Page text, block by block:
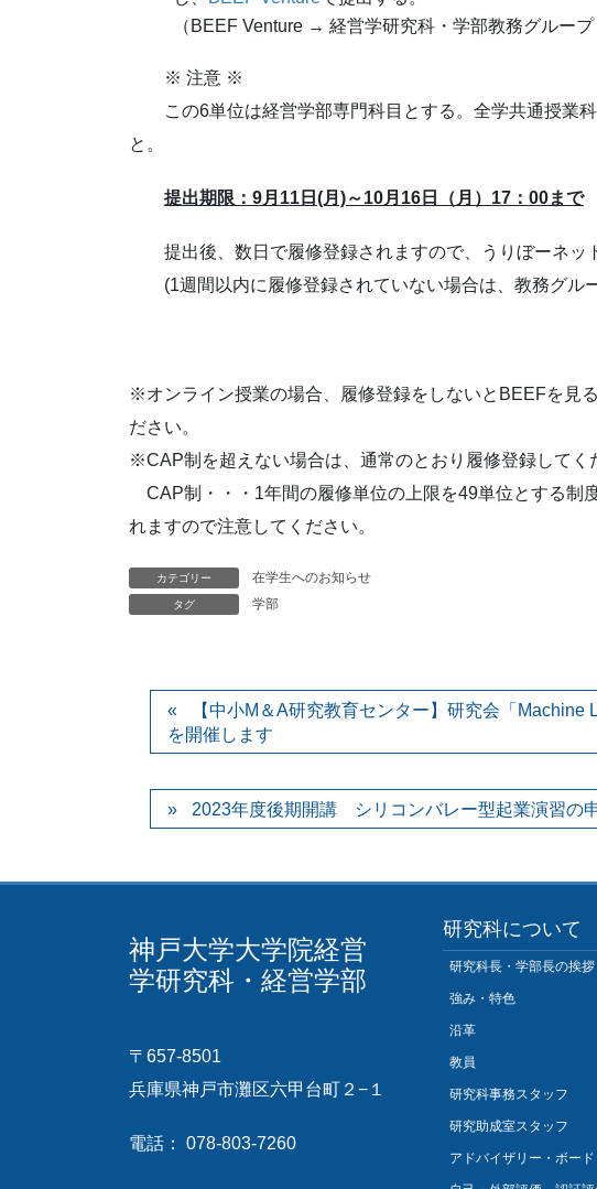
（BEEF Venture → 経営学研究科・学部教務グルー
※ 注意 ※
この6単位は経営学部専門科目とする。全学共通授業科
と。
提出期限：9月11日(月)～10月16日（月）17：00まで
提出後、数日で履修登録されますので、うりぼーネッ
(1週間以内に履修登録されていない場合は、教務グル
※オンライン授業の場合、履修登録をしないとBEEFを見
ださい。
※CAP制を超えない場合は、通常のとおり履修登録してく
CAP制・・・1年間の履修単位の上限を49単位とする制
れますので注意してください。
カテゴリー 在学生へのお知らせ
タグ 学部
【中小M＆A研究教育センター】研究会「Machine
を開催します
2023年度後期開講 シリコンバレー型起業演習の
神戸大学大学院経営
学研究科・経営学部
〒657-8501
兵庫県神戸市灘区六甲台町２−１
電話： 078-803-7260
研究科について
研究科長・学部長の挨拶
強み・特色
沿革
教員
研究科事務スタッフ
研究助成室スタッフ
アドバイザリー・ボード